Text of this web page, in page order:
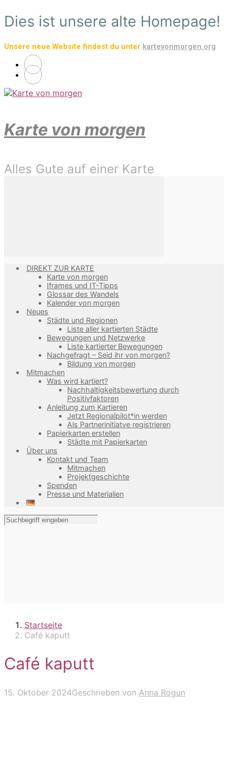
Zum
Hauptinhalt
Dies ist unsere alte Homepage!
Unsere neue Website findest du unter kartevonmorgen.org
Karte von morgen
Alles Gute auf einer Karte
DIREKT ZUR KARTE
Karte von morgen
Iframes und IT-Tipps
Glossar des Wandels
Kalender von morgen
Neues
Städte und Regionen
Liste aller kartierten Städte
Bewegungen und Netzwerke
Liste kartierter Bewegungen
Nachgefragt – Seid ihr von morgen?
Bildung von morgen
Mitmachen
Was wird kartiert?
Nachhaltigkeitsbewertung durch
Positivfaktoren
Anleitung zum Kartieren
Jetzt Regionalpilot*in werden
Als Partnerinitiatve registrieren
Papierkarten erstellen
Städte mit Papierkarten
Über uns
Kontakt und Team
Mitmachen
Projektgeschichte
Spenden
Presse und Materialien
Startseite
Café kaputt
Café kaputt
15. Oktober 2024Geschrieben von Anna Rogun